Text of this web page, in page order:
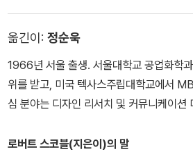
옮긴이: 정순욱
1966년 서울 출생. 서울대학교 공업화학
위를 받고, 미국 텍사스주립대학교에서
심 분야는 디자인 리서치 및 커뮤니케이션
정보 디자인 관련 책을 여러 권 번역했다.
로버트 스코블(지은이)의 말